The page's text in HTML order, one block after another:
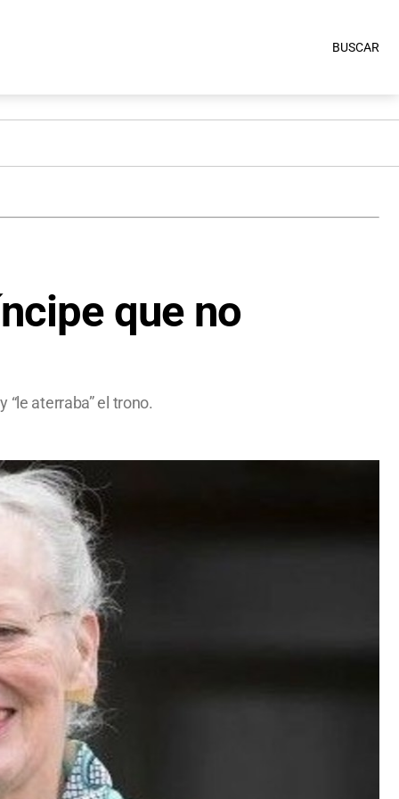
BUSCAR
que no
aterraba” el trono.